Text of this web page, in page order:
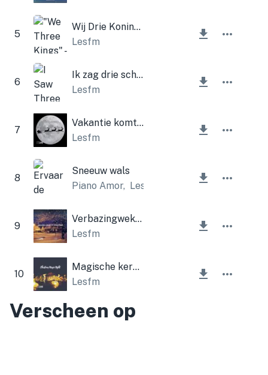
5
Wij Drie Koningen
Lesfm
6
Ik zag drie schepen (kerstklokken)
Lesfm
7
Vakantie komt eraan
Lesfm
8
Sneeuw wals
Piano Amor, Lesfm
9
Verbazingwekkende gratie van Kerstmis
Lesfm
10
Magische kerstnacht
Lesfm
Verscheen op